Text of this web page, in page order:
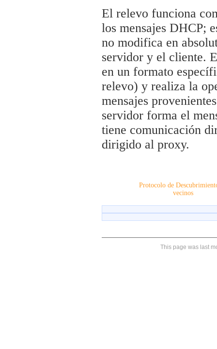
El relevo funciona
los mensajes DHCP;
no modifica en
servidor y el cliente.
en un formato
relevo) y realiza la
mensajes
servidor forma el
tiene comunicación
dirigido al proxy.
Protocolo de
vecinos
This page was last